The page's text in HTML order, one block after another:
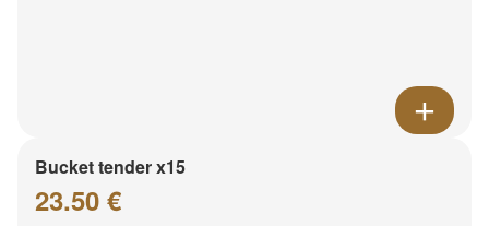
Bucket tender x15
23.50 €